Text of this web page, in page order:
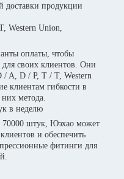
доставки продукции
Western Union,
оплаты, чтобы
своих клиентов. Они
A, D / P, T / T, Western
клиентам гибкости в
метода.
в неделю
70000 штук, Юэхао может
и обеспечить
фитинги для